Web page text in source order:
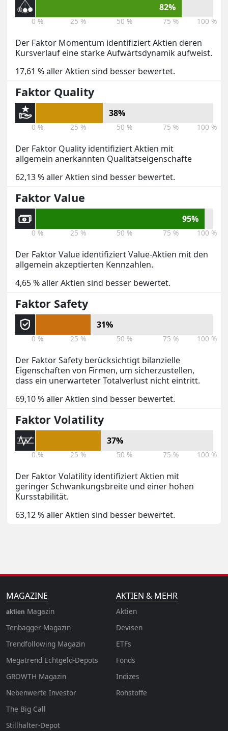
82%
0 % 25 % 50 % 75 % 100 %
Der Faktor Momentum identifiziert Aktien deren
Kursverlauf eine starke Aufwärtsdynamik aufweist.
17,61 % aller Aktien sind besser bewertet.
Faktor Quality
38%
0 % 25 % 50 % 75 % 100 %
Der Faktor Quality identifiziert Aktien mit
allgemein anerkannten Qualitätseigenschafte
62,13 % aller Aktien sind besser bewertet.
Faktor Value
95%
0 % 25 % 50 % 75 % 100 %
Der Faktor Value identifiziert Value-Aktien mit den
allgemein akzeptierten Kennzahlen.
4,65 % aller Aktien sind besser bewertet.
Faktor Safety
31%
0 % 25 % 50 % 75 % 100 %
Der Faktor Safety berücksichtigt bilanzielle
Eigenschaften von Firmen, um sicherzustellen,
dass ein unerwarteter Totalverlust nicht eintritt.
69,10 % aller Aktien sind besser bewertet.
Faktor Volatility
37%
0 % 25 % 50 % 75 % 100 %
Der Faktor Volatility identifiziert Aktien mit
geringer Schwankungsbreite und einer hohen
Kursstabilität.
63,12 % aller Aktien sind besser bewertet.
MAGAZINE
aktien Magazin
Tenbagger Magazin
Trendfollowing Magazin
Megatrend Echtgeld-Depots
GROWTH Magazin
Nebenwerte Investor
The Big Call
Stillhalter-Depot
AKTIEN & MEHR
Aktien
Devisen
ETFs
Fonds
Indizes
Rohstoffe